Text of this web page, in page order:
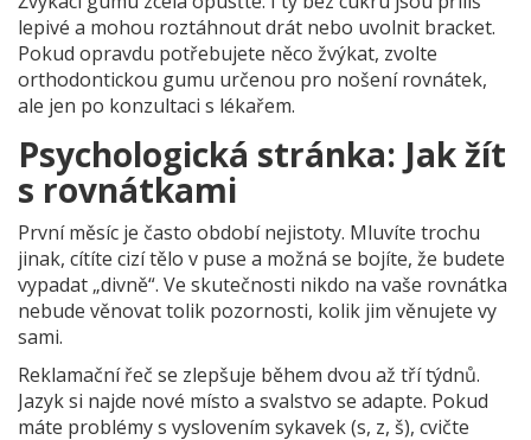
lepivé a mohou roztáhnout drát nebo uvolnit bracket.
Pokud opravdu potřebujete něco žvýkat, zvolte
orthodontickou gumu určenou pro nošení rovnátek,
ale jen po konzultaci s lékařem.
Psychologická stránka: Jak žít
s rovnátkami
První měsíc je často období nejistoty. Mluvíte trochu
jinak, cítíte cizí tělo v puse a možná se bojíte, že budete
vypadat „divně“. Ve skutečnosti nikdo na vaše rovnátka
nebude věnovat tolik pozornosti, kolik jim věnujete vy
sami.
Reklamační řeč se zlepšuje během dvou až tří týdnů.
Jazyk si najde nové místo a svalstvo se adapte. Pokud
máte problémy s vyslovením sykavek (s, z, š), cvičte